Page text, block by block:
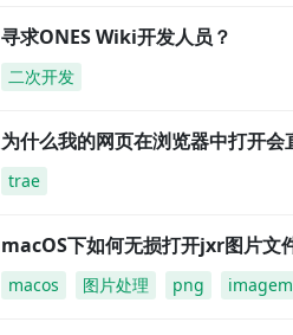
寻求ONES Wiki开发人员？
二次开发
为什么我的网页在浏览器中打开
trae
macOS下如何无损打开jxr图片文
macos 图片处理 png